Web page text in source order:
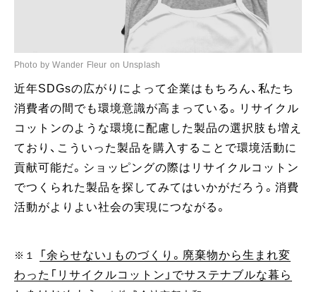
Photo by Wander Fleur on Unsplash
近年SDGsの広がりによって企業はもちろん、私たち
消費者の間でも環境意識が高まっている。リサイクル
コットンのような環境に配慮した製品の選択肢も増え
ており、こういった製品を購入することで環境活動に
貢献可能だ。ショッピングの際はリサイクルコットン
でつくられた製品を探してみてはいかがだろう。消費
活動がよりよい社会の実現につながる。
※１
「余らせない」ものづくり。廃棄物から生まれ変
わった「リサイクルコットン」でサステナブルな暮ら